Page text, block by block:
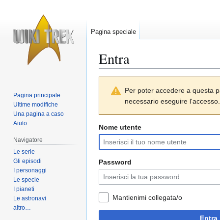
Entra
navigazione
Per poter accedere a questa
necessario eseguire l'accesso.
Nome utente
Password
Mantienimi collegata/o
Entra
Pagina speciale
Pagina principale
Ultime modifiche
Una pagina a caso
Aiuto
Navigatore
Le serie
Gli episodi
I personaggi
Le specie
I pianeti
Le astronavi
altro…